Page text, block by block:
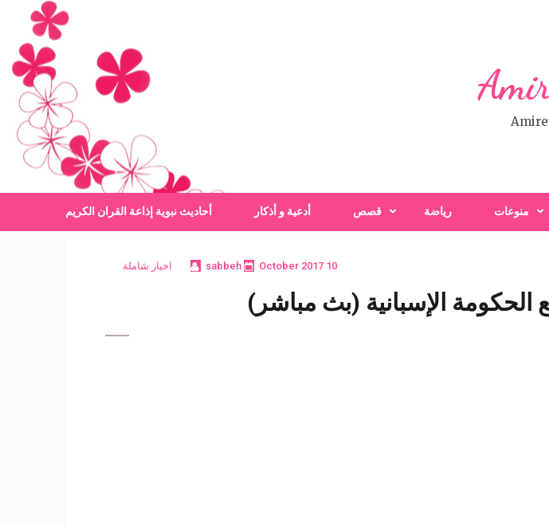
منوعات رياضة قصص أدعية و أذكار أحاديث نبوية إذاعة القران الكريم
10 October 2017
sabbeh اخبار شاملة
الحكومة الإسبانية (بث مباشر)